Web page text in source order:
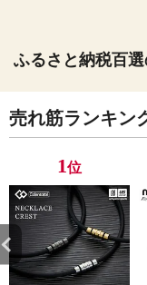
ふるさと納税百
売れ筋ランキン
1位